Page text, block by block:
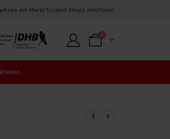
am MarktTrusted Shops zertifiziert
Warenkorb
0Artikel